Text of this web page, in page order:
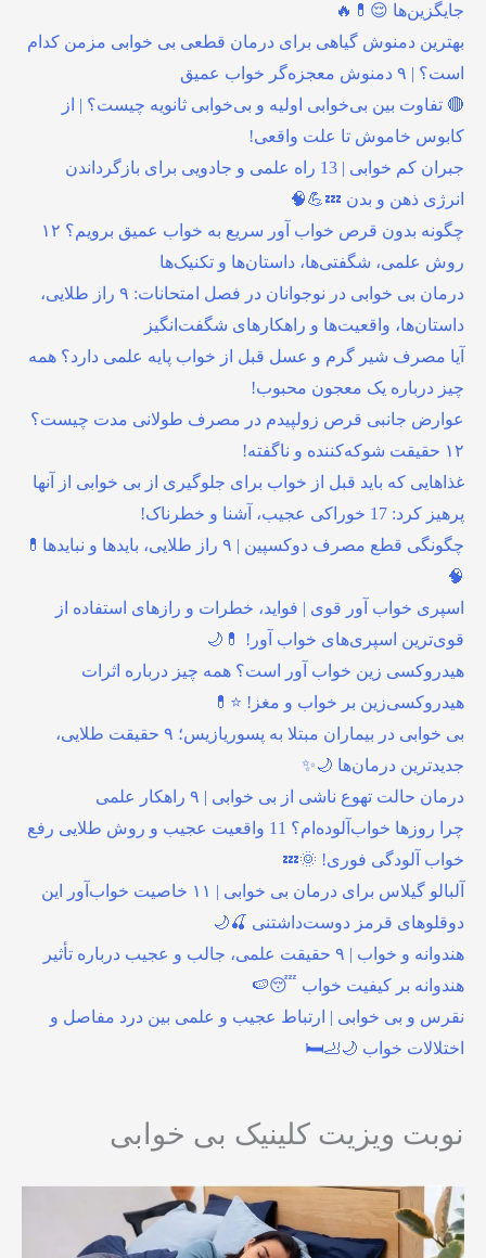
جایگزین‌ها 😌💊🔥
بهترین دمنوش گیاهی برای درمان قطعی بی خوابی مزمن کدام
است؟ | ۹ دمنوش معجزه‌گر خواب عمیق
🔴 تفاوت بین بی‌خوابی اولیه و بی‌خوابی ثانویه چیست؟ | از
کابوس خاموش تا علت واقعی!
جبران کم خوابی | 13 راه علمی و جادویی برای بازگرداندن
انرژی ذهن و بدن 💤💪🧠
چگونه بدون قرص خواب آور سریع به خواب عمیق برویم؟ ۱۲
روش علمی، شگفتی‌ها، داستان‌ها و تکنیک‌ها
درمان بی خوابی در نوجوانان در فصل امتحانات: ۹ راز طلایی،
داستان‌ها، واقعیت‌ها و راهکارهای شگفت‌انگیز
آیا مصرف شیر گرم و عسل قبل از خواب پایه علمی دارد؟ همه
چیز درباره یک معجون محبوب!
عوارض جانبی قرص زولپیدم در مصرف طولانی مدت چیست؟
۱۲ حقیقت شوکه‌کننده و ناگفته!
غذاهایی که باید قبل از خواب برای جلوگیری از بی خوابی از آنها
پرهیز کرد: 17 خوراکی عجیب، آشنا و خطرناک!
چگونگی قطع مصرف دوکسپین | ۹ راز طلایی، بایدها و نبایدها💊
🧠
اسپری خواب آور قوی | فواید، خطرات و رازهای استفاده از
قوی‌ترین اسپری‌های خواب آور! 💊🌙
هیدروکسی زین خواب آور است؟ همه چیز درباره اثرات
هیدروکسی‌زین بر خواب و مغز! ⭐💊
بی خوابی در بیماران مبتلا به پسوریازیس؛ ۹ حقیقت طلایی،
جدیدترین درمان‌ها 🌙✨
درمان حالت تهوع ناشی از بی خوابی | ۹ راهکار علمی
چرا روزها خواب‌آلوده‌ام؟ 11 واقعیت عجیب و روش طلایی رفع
خواب آلودگی فوری! 🌞💤
آلبالو گیلاس برای درمان بی خوابی | ۱۱ خاصیت خواب‌آور این
دوقلوهای قرمز دوست‌داشتنی 🍒🌙
هندوانه و خواب | ۹ حقیقت علمی، جالب و عجیب درباره تأثیر
هندوانه بر کیفیت خواب 😴🍉
نقرس و بی خوابی | ارتباط عجیب و علمی بین درد مفاصل و
اختلالات خواب 🌙🦶🛏️
نوبت ویزیت کلینیک بی خوابی